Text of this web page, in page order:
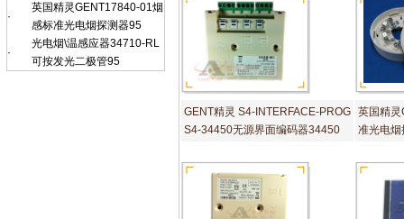
·
英国精灵GENT17840-01烟
感标准光电烟探测器95
·
光电烟\温感应器34710-RL
可按发光二极管95
GENT精灵 S4-INTERFACE-PROG
S4-34450无源界面编码器34450
英国精
准光电